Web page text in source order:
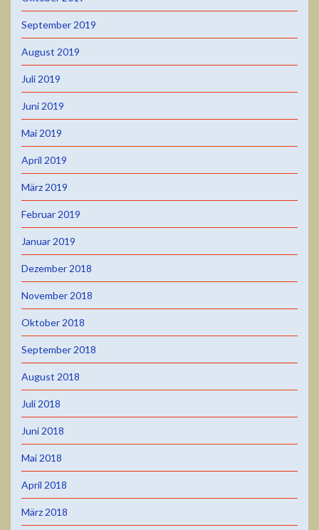
September 2019
August 2019
Juli 2019
Juni 2019
Mai 2019
April 2019
März 2019
Februar 2019
Januar 2019
Dezember 2018
November 2018
Oktober 2018
September 2018
August 2018
Juli 2018
Juni 2018
Mai 2018
April 2018
März 2018